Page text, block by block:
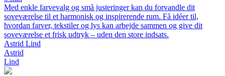
Med enkle farvevalg og små justeringer kan du forvandle dit
soveværelse til et harmonisk og inspirerende rum. Få idéer til,
hvordan farver, tekstiler og lys kan arbejde sammen og give dit
soveværelse et frisk udtryk – uden den store indsats.
Astrid Lind
Astrid
Lind